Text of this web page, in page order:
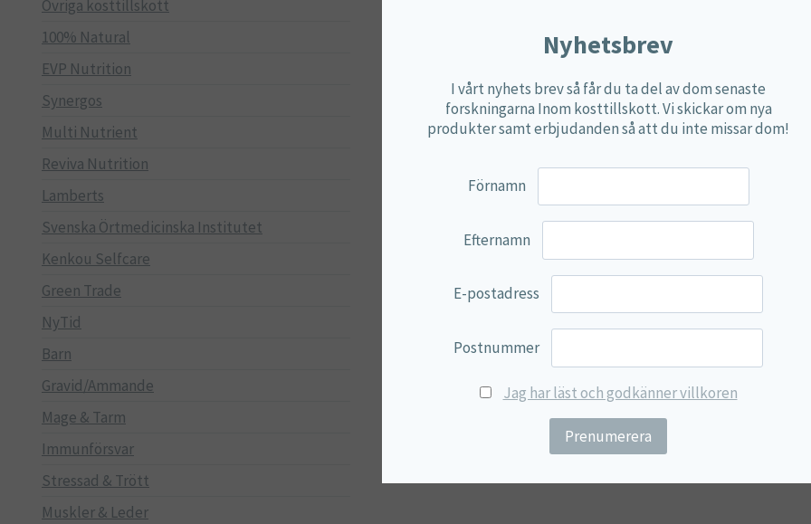
Övriga kosttillskott
100% Natural
EVP Nutrition
Synergos
Multi Nutrient
Reviva Nutrition
Lamberts
Svenska Örtmedicinska Institutet
Kenkou Selfcare
Green Trade
NyTid
Barn
Gravid/Ammande
Mage & Tarm
Immunförsvar
Stressad & Trött
Muskler & Leder
Nyhetsbrev
I vårt nyhets brev så får du ta del av dom senaste
forskningarna Inom kosttillskott. Vi skickar om nya
produkter samt erbjudanden så att du inte missar dom!
Förnamn
Efternamn
E-postadress
Postnummer
Jag har läst och godkänner villkoren